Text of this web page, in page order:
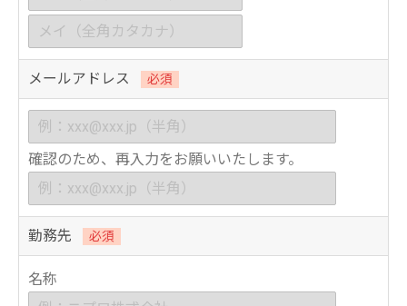
メールアドレス 必須
確認のため、再入力をお願いいたします。
勤務先 必須
名称